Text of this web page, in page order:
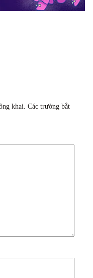
khai. Các trường bắt